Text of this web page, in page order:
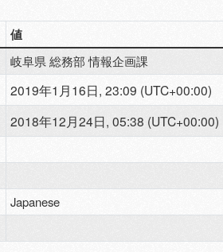
値
岐阜県 総務部 情報企画課
2019年1月16日, 23:09 (UTC+00:00)
2018年12月24日, 05:38 (UTC+00:00)
Japanese